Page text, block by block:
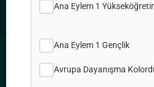
Site HaritasıAna Eylem 1
Ana Eylem 1 Gençlik
Avrupa Dayanışma